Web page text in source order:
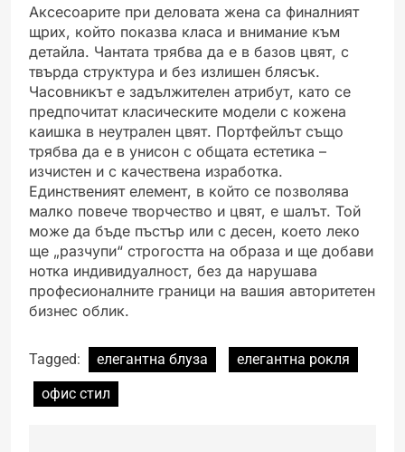
Аксесоарите при деловата жена са финалният
щрих, който показва класа и внимание към
детайла. Чантата трябва да е в базов цвят, с
твърда структура и без излишен блясък.
Часовникът е задължителен атрибут, като се
предпочитат класическите модели с кожена
каишка в неутрален цвят. Портфейлът също
трябва да е в унисон с общата естетика –
изчистен и с качествена изработка.
Единственият елемент, в който се позволява
малко повече творчество и цвят, е шалът. Той
може да бъде пъстър или с десен, което леко
ще „разчупи“ строгостта на образа и ще добави
нотка индивидуалност, без да нарушава
професионалните граници на вашия авторитетен
бизнес облик.
Tagged: елегантна блуза
елегантна рокля
офис стил